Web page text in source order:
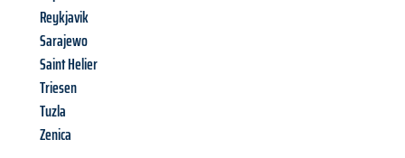
Reykjavik
Sarajewo
Saint Helier
Triesen
Tuzla
Zenica